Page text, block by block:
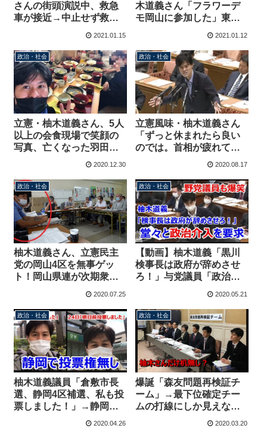
さんの街頭演説中、救急
車が接近→中止せず救急
2021.01.15
木道義さん「フラワーデ
モ岡山に参加した」東京
2021.01.12
政治・社会
立憲・柚木道義さん、5人
以上の会食現場で笑顔の
写真、亡くなった羽田雄
一郎氏へのお悔み投稿に
2020.12.30
政治・社会
立憲風味・柚木道義さん
「ずっと休まれたら良い
のでは。首相が疲れてい
る？疲れているのは国民
2020.08.17
政治・社会
柚木道義さん、立憲民主
党の岡山4区を無事ゲッ
ト！岡山県連が次期衆院
2020.07.25
政治・社会
【動画】柚木道義「黒川
検事長は政府が辞めさせ
ろ！」与党議員「政治介
日のところはこのへん
で・・・」野党からも爆
笑される
2020.05.21
政治・社会
柚木道義議員「倉敷市長
選、静岡4区補選、私も投
票しました！」→静岡で
の投票権なし、市長選は
2020.04.26
政治・社会
爆誕「森友問題再検証チ
ーム」→最下位確定チー
ムの打線にしか見えな
い 柚木議員だけ机が用
2020.03.20